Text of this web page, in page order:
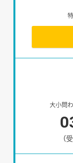
大小問
（